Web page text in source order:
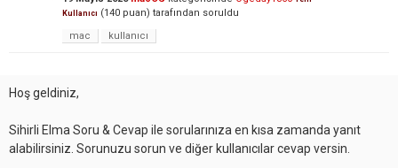
Kullanıcı (140 puan) tarafından soruldu
mac
kullanıcı
Hoş geldiniz,
Sihirli Elma Soru & Cevap ile sorularınıza en kısa zamanda yanıt
alabilirsiniz. Sorunuzu sorun ve diğer kullanıcılar cevap versin.